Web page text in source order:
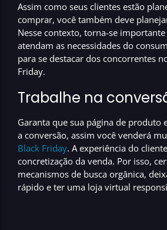
Assim como seus clientes estão
comprar, você também deve
Nesse contexto, torna-se
atendam as necessidades do
para se destacar dos concorrentes
Friday.
Trabalhe na
Garanta que sua página de produto
a conversão, assim você venderá
Black Friday. Aexperiência do cliente
concretização da venda. Por isso,
mecanismos de busca orgânica,
rápido e ter uma loja virtual